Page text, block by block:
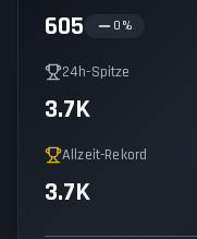
605 0 %
24h-Spitze
3.7K
Allzeit-Rekord
3.7K